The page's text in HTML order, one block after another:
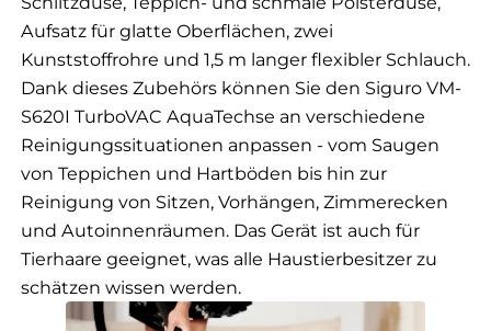
Aufsatz für glatte Oberflächen, zwei
Kunststoffrohre und 1,5 m langer flexibler Schlauch.
Dank dieses Zubehörs können Sie den Siguro VM-
S620I TurboVAC AquaTechse an verschiedene
Reinigungssituationen anpassen - vom Saugen
von Teppichen und Hartböden bis hin zur
Reinigung von Sitzen, Vorhängen, Zimmerecken
und Autoinnenräumen. Das Gerät ist auch für
Tierhaare geeignet, was alle Haustierbesitzer zu
schätzen wissen werden.